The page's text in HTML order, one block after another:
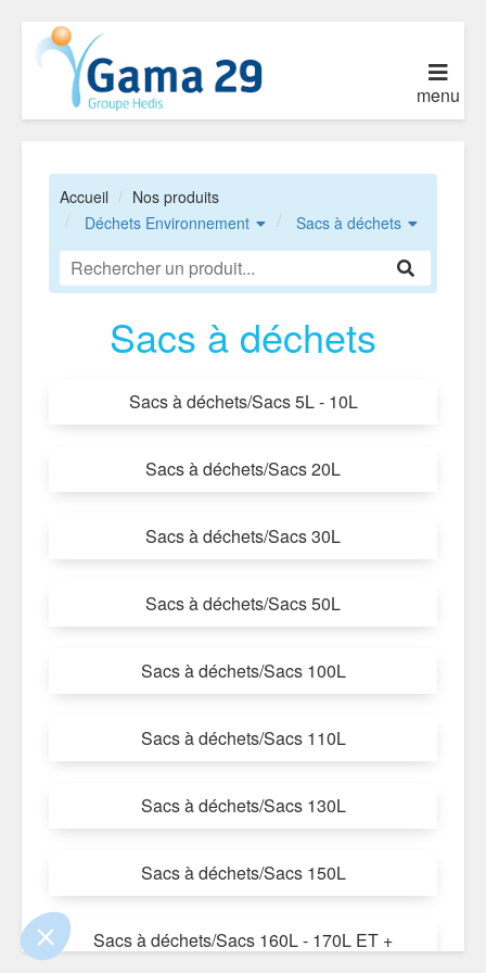
aimerait bien vous accompagner
par
menu
Accueil
Nos produits
Déchets Environnement
Sacs à déchets
Sacs à déchets
Sacs à déchets/Sacs 5L - 10L
Sacs à déchets/Sacs 20L
Sacs à déchets/Sacs 30L
Sacs à déchets/Sacs 50L
Sacs à déchets/Sacs 100L
Sacs à déchets/Sacs 110L
Sacs à déchets/Sacs 130L
Sacs à déchets/Sacs 150L
Sacs à déchets/Sacs 160L - 170L ET +